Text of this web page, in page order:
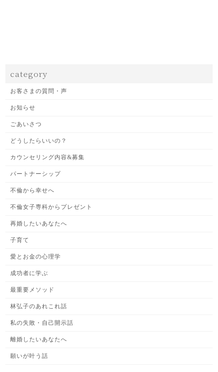
category
お客さまの質問・声
お知らせ
ごあいさつ
どうしたらいいの？
カウンセリング内容&募集
パートナーシップ
不倫から幸せへ
不倫女子専科からプレゼント
再婚したいあなたへ
子育て
愛とお金の心理学
成功者に学ぶ
最重要メソッド
林弘子のあれこれ話
私の失敗・自己開示話
離婚したいあなたへ
願いが叶う話